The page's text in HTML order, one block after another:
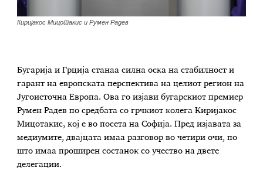
Киријакос Мицотакис и Румен Радев
Бугарија и Грција станаа силна оска на стабилност и
гарант на европската перспектива на целиот регион на
Југоисточна Европа. Ова го изјави бугарскиот премиер
Румен Радев по средбата со грчкиот колега Киријакос
Мицотакис, кој е во посета на Софија. Пред изјавата за
медиумите, двајцата имаа разговор во четири очи, по
што имаа проширен состанок со учество на двете
делегации.